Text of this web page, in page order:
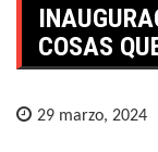
COSAS
29 marzo, 2024